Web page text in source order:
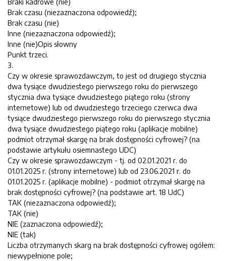
Brak czasu (niezaznaczona odpowiedź);
Brak czasu (nie)
Inne (niezaznaczona odpowiedź);
Inne (nie)Opis słowny
Punkt trzeci.
3.
Czy w okresie sprawozdawczym, to jest od drugiego stycznia
dwa tysiące dwudziestego pierwszego roku do pierwszego
stycznia dwa tysiące dwudziestego piątego roku (strony
internetowe) lub od dwudziestego trzeciego czerwca dwa
tysiące dwudziestego pierwszego roku do pierwszego stycznia
dwa tysiące dwudziestego piątego roku (aplikacje mobilne)
podmiot otrzymał skargę na brak dostępności cyfrowej? (na
podstawie artykułu osiemnastego UDC)
Czy w okresie sprawozdawczym - tj. od 02.01.2021 r. do
01.01.2025 r. (strony internetowe) lub od 23.06.2021 r. do
01.01.2025 r. (aplikacje mobilne) - podmiot otrzymał skargę na
brak dostępności cyfrowej? (na podstawie art. 18 UdC)
TAK (niezaznaczona odpowiedź);
TAK (nie)
NIE (zaznaczona odpowiedź);
NIE (tak)
Liczba otrzymanych skarg na brak dostępności cyfrowej ogółem:
niewypełnione pole;